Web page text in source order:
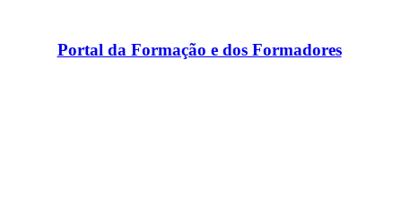
Portal da Formação e dos Formadores